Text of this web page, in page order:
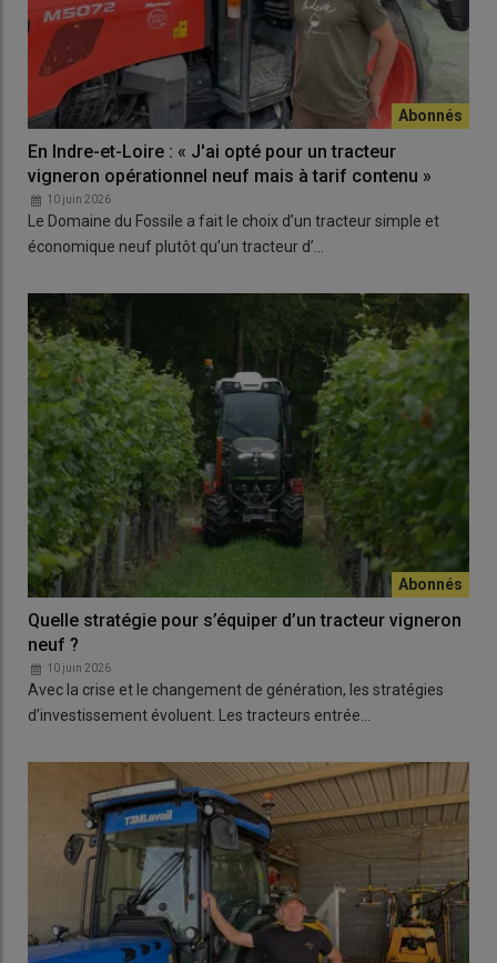
En Indre-et-Loire : « J'ai opté pour un tracteur
vigneron opérationnel neuf mais à tarif contenu »
10 juin 2026
Le Domaine du Fossile a fait le choix d’un tracteur simple et
économique neuf plutôt qu’un tracteur d’…
Quelle stratégie pour s’équiper d’un tracteur vigneron
neuf ?
10 juin 2026
Avec la crise et le changement de génération, les stratégies
d’investissement évoluent. Les tracteurs entrée…